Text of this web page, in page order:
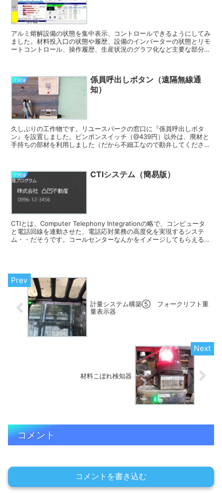
アルミ熔解設備の状態を集中表示、コントロールできるようにしてみ
ました。材料投入口の状態や履歴、設備のインバーターの状態とリモ
ートコントロール、操作履歴、生産状況のグラフ化など主要な部分だ
IT関連
係員呼出しボタン（遠隔無線通
知）
久しぶりの工作物です。リユースパークの窓口に『係員呼出しボタ
ン』を設置しました。ピンポンスイッチ（@439円）以外は、廃材と
手持ちの部材を利用しました（だから不細工なので勘弁してくださ
IT関連 CTIシステム（簡易版）
CTIとは、Computer Telephony Integrationの略で、コンピュータ
と電話回線を連動させた、電話応対業務の高度化を実現するシステ
ム・・だそうです。コールセンターなんかをイメージしてもらえると
計量システム構築⑤ フォークリフト重
量表示器
材料こぼれ検知器
コメント
コメントを書き込む